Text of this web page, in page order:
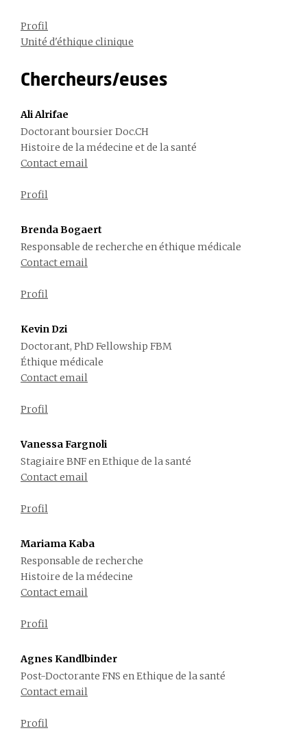
Profil
Unité d'éthique clinique
Chercheurs/euses
Ali Alrifae
Doctorant boursier Doc.CH
Histoire de la médecine et de la santé
Contact email
Profil
Brenda Bogaert
Responsable de recherche en éthique médicale
Contact email
Profil
Kevin Dzi
Doctorant, PhD Fellowship FBM
Éthique médicale
Contact email
Profil
Vanessa Fargnoli
Stagiaire BNF en Ethique de la santé
Contact email
Profil
Mariama Kaba
Responsable de recherche
Histoire de la médecine
Contact email
Profil
Agnes Kandlbinder
Post-Doctorante FNS en Ethique de la santé
Contact email
Profil